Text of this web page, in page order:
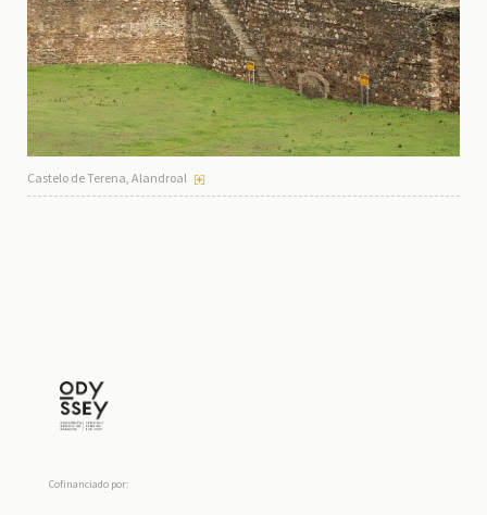
Castelo de Terena, Alandroal
Cofinanciado por: